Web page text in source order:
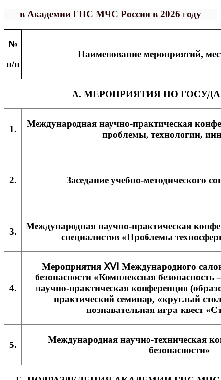
в Академии ГПС МЧС России в 2026 году
№
п/п
Наименование мероприятий,
А. МЕРОПРИЯТИЯ ПО
1.
Международная научно-практическая
проблемы, технологии,
2. Заседание учебно-методического
3.
Международная научно-практическая
специалистов «Проблемы
4.
Мероприятия ⅩⅤⅠ Международного
безопасности «Комплексная
научно-практическая конференция
практический семинар, «круглый
познавательная игра-квест
5.
Международная научно-техническая
безопасности»